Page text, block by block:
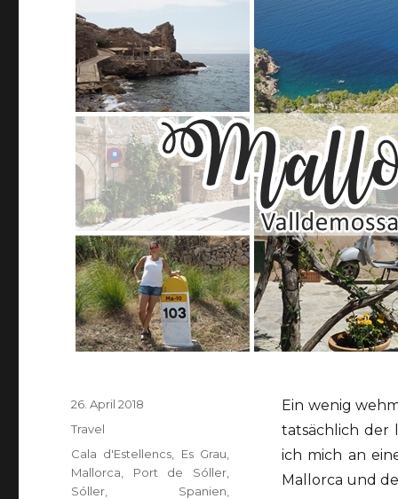
Ein wenig
tatsächlich der
ich mich an
Mallorca und
Veröffentlicht
26. April 2018
Kategorien
Travel
Schlagwörter
Cala d'Estellencs Es Grau
Mallorca
Port de Sóller,
Sóller
Spanien